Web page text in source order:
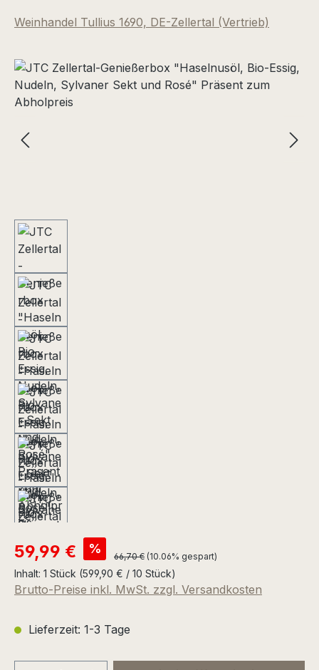
Weinhandel Tullius 1690, DE-Zellertal (Vertrieb)
Bildergalerie überspringen
Verkaufspreis:
59,99 € % Regulärer Preis:
66,70 € (10.06% gespart)
Inhalt: 1 Stück (599,90 € / 10 Stück)
Brutto-Preise inkl. MwSt. zzgl. Versandkosten
Lieferzeit: 1-3 Tage